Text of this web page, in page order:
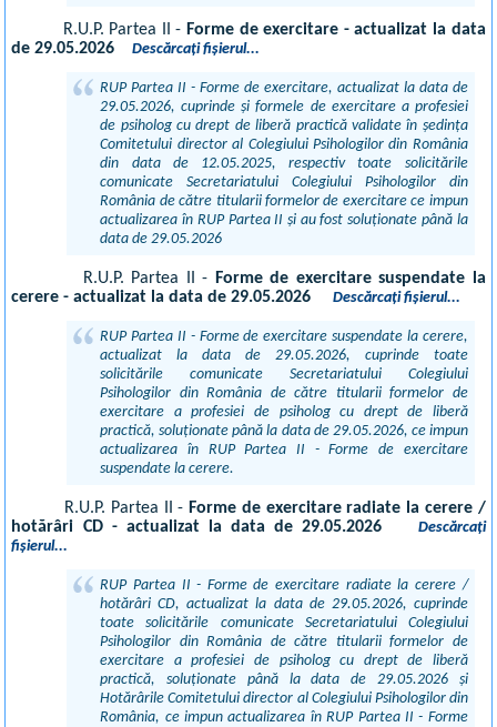
R.U.P. Partea II - Forme de exercitare - actualizat la data
de 29.05.2026
Descărcați fișierul...
RUP Partea II - Forme de exercitare, actualizat la data de
29.05.2026, cuprinde și formele de exercitare a profesiei
de psiholog cu drept de liberă practică validate în ședința
Comitetului director al Colegiului Psihologilor din România
din data de 12.05.2025, respectiv toate solicitările
comunicate Secretariatului Colegiului Psihologilor din
România de către titularii formelor de exercitare ce impun
actualizarea în RUP Partea II și au fost soluționate până la
data de 29.05.2026
R.U.P. Partea II -
Forme de exercitare suspendate la
cerere - actualizat la data de 29.05.2026 Descărcați fișierul...
RUP Partea II - Forme de exercitare suspendate la cerere,
actualizat la data de 29.05.2026, cuprinde toate
solicitările comunicate Secretariatului Colegiului
Psihologilor din România de către titularii formelor de
exercitare a profesiei de psiholog cu drept de liberă
practică, soluționate până la data de 29.05.2026, ce impun
actualizarea în RUP Partea II - Forme de exercitare
suspendate la cerere.
R.U.P. Partea II - Forme de exercitare radiate la cerere /
hotărâri CD - actualizat la data de 29.05.2026
Descărcați
fișierul...
RUP Partea II - Forme de exercitare radiate la cerere /
hotărâri CD, actualizat la data de 29.05.2026, cuprinde
toate solicitările comunicate Secretariatului Colegiului
Psihologilor din România de către titularii formelor de
exercitare a profesiei de psiholog cu drept de liberă
practică, soluționate până la data de 29.05.2026 și
Hotărârile Comitetului director al Colegiului Psihologilor din
România, ce impun actualizarea în RUP Partea II - Forme